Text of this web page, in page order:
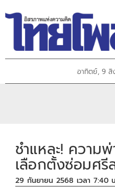
อาทิตย์, 9 สิ
ชำแหละ! ความ
เลือกตั้งซ่อมศรี
29 กันยายน 2568 เวลา 7:40